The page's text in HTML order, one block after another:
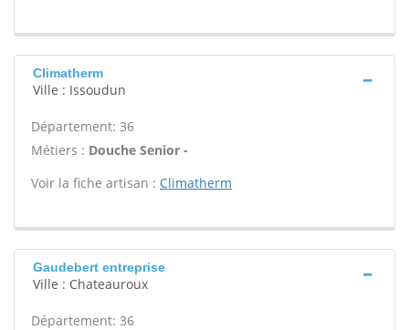
Climatherm
Ville : Issoudun
Département: 36
Métiers : Douche Senior -
Voir la fiche artisan : Climatherm
Gaudebert entreprise
Ville : Chateauroux
Département: 36